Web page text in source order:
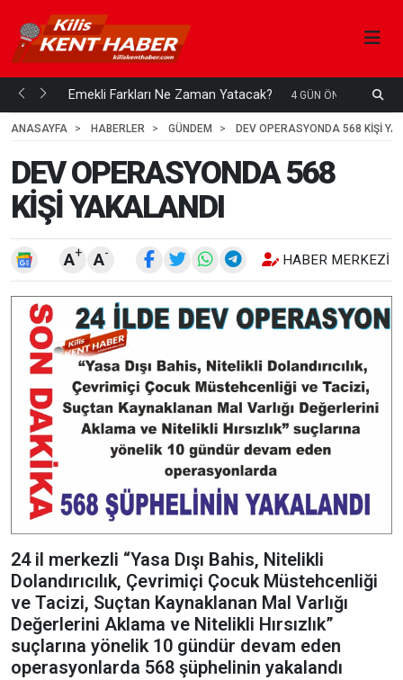
mi... Emekli Farkları Ne Zaman Yatacak? 4 GÜN ÖNCE
ANASAYFA
HABERLER GÜNDEM DEV OPERASYONDA 568 KİŞİ
DEV OPERASYONDA 568
KİŞİ YAKALANDI
A+ A- HABER MERKEZI
24 il merkezli “Yasa Dışı Bahis, Nitelikli
Dolandırıcılık, Çevrimiçi Çocuk Müstehcenliği
ve Tacizi, Suçtan Kaynaklanan Mal Varlığı
Değerlerini Aklama ve Nitelikli Hırsızlık”
suçlarına yönelik 10 gündür devam eden
operasyonlarda 568 şüphelinin yakalandı